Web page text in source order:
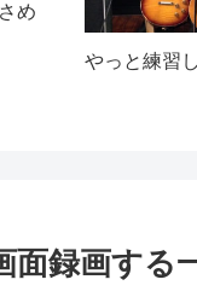
め
やっと練習
録画する